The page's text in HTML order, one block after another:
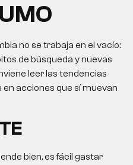
no se trabaja en el vacío:
de búsqueda y nuevas
leer las tendencias
acciones que sí muevan
bien, es fácil gastar